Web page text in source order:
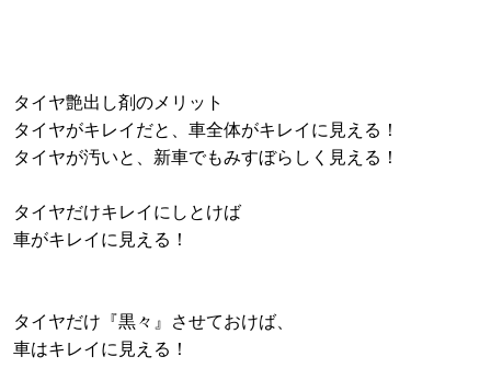
タイヤ艶出し剤のメリット
タイヤがキレイだと、車全体がキレイに見える！
タイヤが汚いと、新車でもみすぼらしく見える！
タイヤだけキレイにしとけば
車がキレイに見える！
タイヤだけ『黒々』させておけば、
車はキレイに見える！